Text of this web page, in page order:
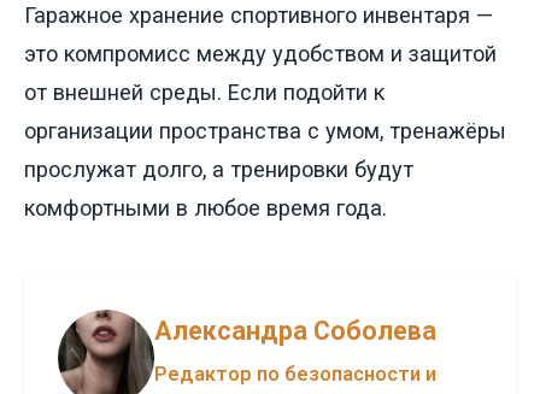
Гаражное хранение спортивного инвентаря —
это компромисс между удобством и защитой
от внешней среды. Если подойти к
организации пространства с умом, тренажёры
прослужат долго, а тренировки будут
комфортными в любое время года.
Александра Соболева
Редактор по безопасности и